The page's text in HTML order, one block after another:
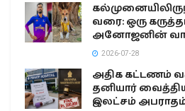
வரை: ஒரு
அனோஜனின்
2026-07-28
அதிக கட்டணம்
தனியார்
இலட்சம்